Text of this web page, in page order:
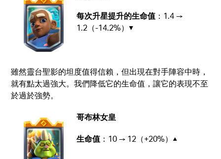
每次升星提升的生命值 ：1.4 →
1.2（-14.2%）▼
雖然靈台聖影的坦度值得信賴，但出現在對手陣容中時，
就有點太過強大。我們降低它的生命值，讓它的表現不至
於過於強勢。
哥布林女皇
生命值 ：10 → 12（+20%）▲